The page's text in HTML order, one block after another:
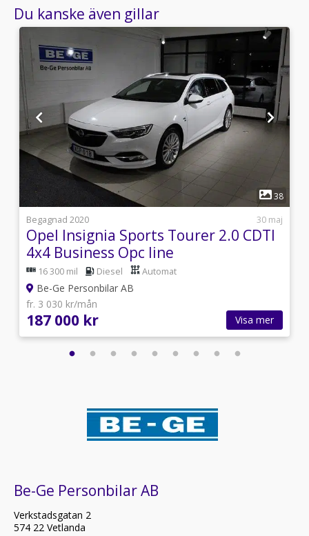
Du kanske även gillar
1
38
Begagnad 2020
30 maj
Opel Insignia Sports Tourer 2.0 CDTI
4x4 Business Opc line
16 300 mil Diesel Automat
Be-Ge Personbilar AB
fr. 3 030 kr/mån
187 000 kr Visa mer
Be-Ge Personbilar AB
Verkstadsgatan 2
574 22 Vetlanda